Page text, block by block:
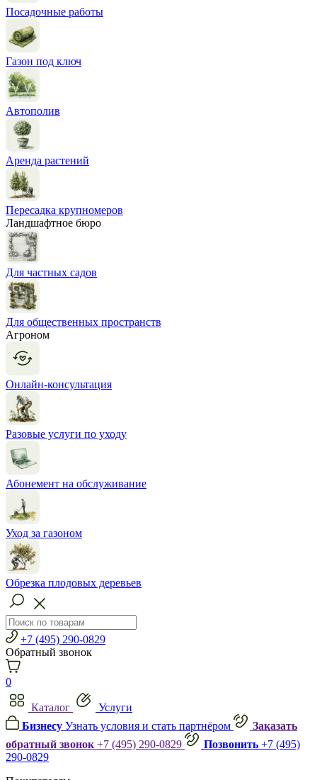
Посадочные работы
Газон под ключ
Автополив
Аренда растений
Пересадка крупномеров
Ландшафтное бюро
Для частных садов
Для общественных пространств
Агроном
Онлайн-консультация
Разовые услуги по уходу
Абонемент на обслуживание
Уход за газоном
Обрезка плодовых деревьев
+7 (495) 290-0829
Обратный звонок
0
Каталог
Услуги
Бизнесу Узнать условия и стать партнёром
Заказать
обратный звонок +7 (495) 290-0829 Позвонить +7 (495)
290-0829